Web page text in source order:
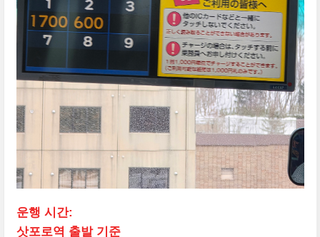
운행 시간:
삿포로역 출발 기준